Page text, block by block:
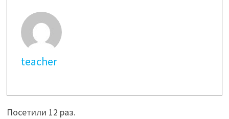
teacher
Посетили 12 раз.